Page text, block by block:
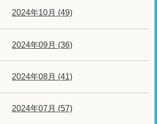
2024年10月 (49)
2024年09月 (36)
2024年08月 (41)
2024年07月 (57)